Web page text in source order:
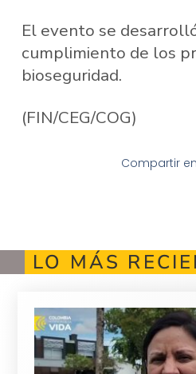
El evento se
cumplimiento de los
bioseguridad.
(FIN/CEG/COG)
Compartir
LO MÁS